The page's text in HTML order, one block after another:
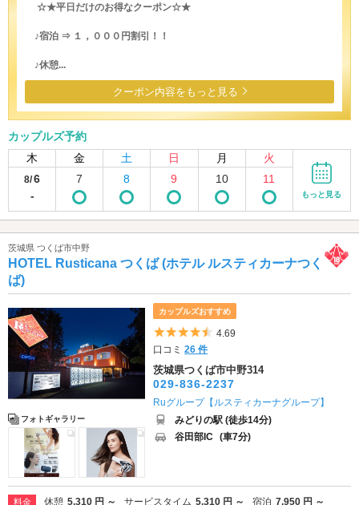
☆★平日だけのお得なクーポン☆★
♪宿泊 ⇒ １，０００円割引！！
♪休憩...
クーポン内容をもっと見る
カップルズ予約
木
金 土 日 月 火
8/6
-
7 8 9 10 11
もっと見る
茨城県 つくば市中野
HOTEL Rusticana つくば (ホテル ルスティカーナつく
ば)
フォトギャラリー
カップルズおすすめ
5つ星のうち4.5
4.69
口コミ26 件
茨城県つくば市中野314
029-836-2237
Ruグループ【ルスティカーナグループ】
みどりの駅 (徒歩14分)
谷田部IC (車7分)
料金 休憩 5,310 円 ～ サービスタイム 5,310 円 ～ 宿泊 7,950 円 ～